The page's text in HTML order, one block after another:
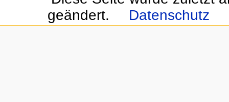
geändert.
Datenschutz